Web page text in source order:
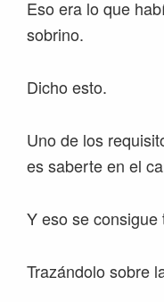
Eso era lo que
sobrino.
Dicho esto.
Uno de los
es saberte en el
Y eso se consigue
Trazándolo sobre